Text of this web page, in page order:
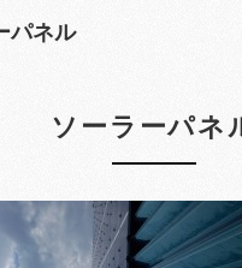
パネル
ソーラーパネ